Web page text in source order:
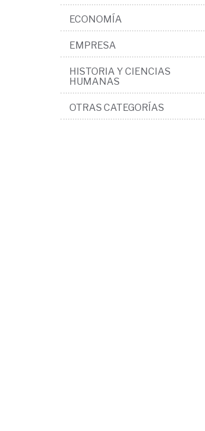
ECONOMÍA
EMPRESA
HISTORIA Y CIENCIAS
HUMANAS
OTRAS CATEGORÍAS